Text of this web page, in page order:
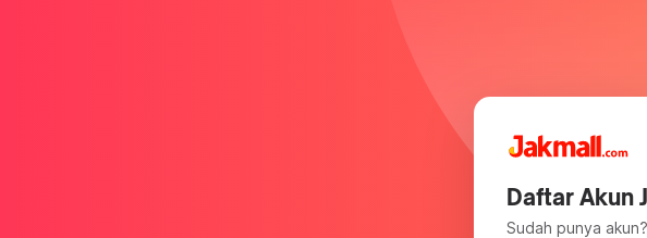
Daftar Akun
Sudah punya akun?